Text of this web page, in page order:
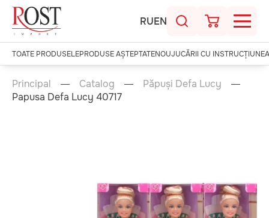
RUEN
TOATE PRODUSELEPRODUSE AȘTEPTATENOUJUCĂRII CU
Principal Catalog
Păpuși Defa Lucy
Papusa Defa Lucy 40717